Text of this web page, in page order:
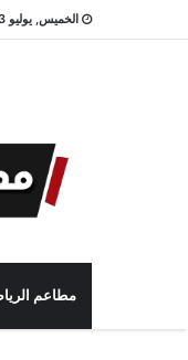
الخميس, يوليو 23 2026
مطاعم